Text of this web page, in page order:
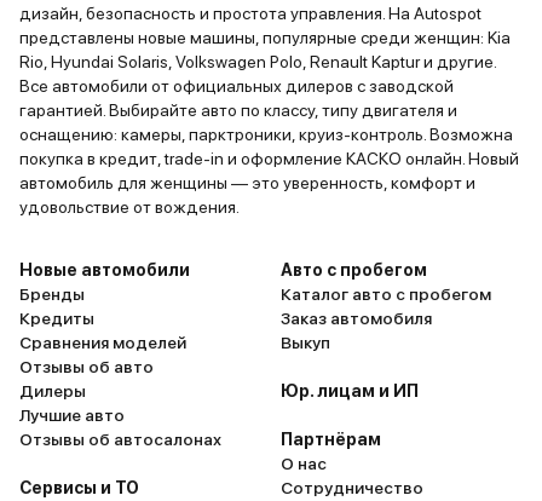
дизайн, безопасность и простота управления. На Autospot
представлены новые машины, популярные среди женщин: Kia
Rio, Hyundai Solaris, Volkswagen Polo, Renault Kaptur и другие.
Все автомобили от официальных дилеров с заводской
гарантией. Выбирайте авто по классу, типу двигателя и
оснащению: камеры, парктроники, круиз-контроль. Возможна
покупка в кредит, trade-in и оформление КАСКО онлайн. Новый
автомобиль для женщины — это уверенность, комфорт и
удовольствие от вождения.
Новые автомобили
Бренды
Кредиты
Сравнения моделей
Отзывы об авто
Дилеры
Лучшие авто
Отзывы об автосалонах
Сервисы и ТО
Авто с пробегом
Каталог авто с пробегом
Заказ автомобиля
Выкуп
Юр. лицам и ИП
Партнёрам
О нас
Сотрудничество